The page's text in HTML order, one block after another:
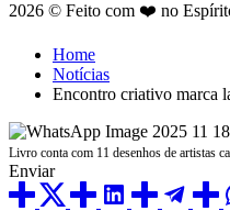
2026 © Feito com ❤️ no
Home
Notícias
Encontro criativo marca
Livro conta com 11 desenhos de artistas
Enviar